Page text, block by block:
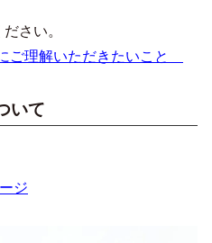
さい。
ご理解いただきたいこと
いて
ジ